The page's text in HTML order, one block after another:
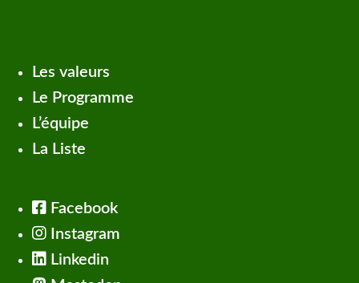
Les valeurs
Le Programme
L’équipe
La Liste
Facebook
Instagram
Linkedin